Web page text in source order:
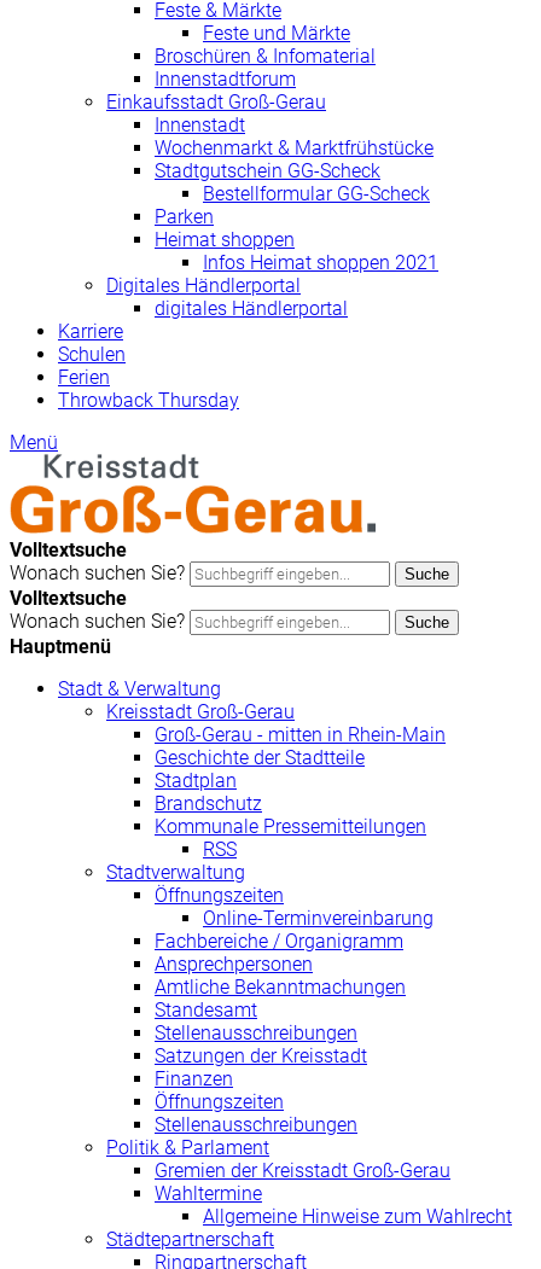
Feste & Märkte
Feste und Märkte
Broschüren & Infomaterial
Innenstadtforum
Einkaufsstadt Groß-Gerau
Innenstadt
Wochenmarkt & Marktfrühstücke
Stadtgutschein GG-Scheck
Bestellformular GG-Scheck
Parken
Heimat shoppen
Infos Heimat shoppen 2021
Digitales Händlerportal
digitales Händlerportal
Karriere
Schulen
Ferien
Throwback Thursday
Menü
Volltextsuche
Wonach suchen Sie?
Suche
Volltextsuche
Wonach suchen Sie?
Suche
Hauptmenü
Stadt & Verwaltung
Kreisstadt Groß-Gerau
Groß-Gerau - mitten in Rhein-Main
Geschichte der Stadtteile
Stadtplan
Brandschutz
Kommunale Pressemitteilungen
RSS
Stadtverwaltung
Öffnungszeiten
Online-Terminvereinbarung
Fachbereiche / Organigramm
Ansprechpersonen
Amtliche Bekanntmachungen
Standesamt
Stellenausschreibungen
Satzungen der Kreisstadt
Finanzen
Öffnungszeiten
Stellenausschreibungen
Politik & Parlament
Gremien der Kreisstadt Groß-Gerau
Wahltermine
Allgemeine Hinweise zum Wahlrecht
Städtepartnerschaft
Ringpartnerschaft